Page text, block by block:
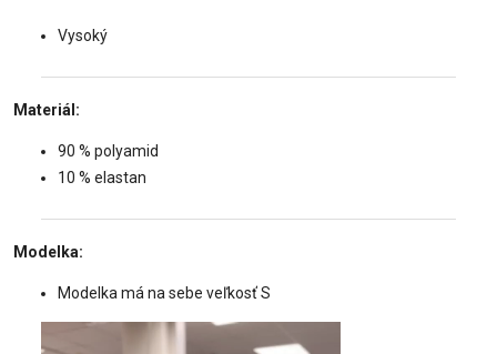
Vysoký
Materiál:
90 % polyamid
10 % elastan
Modelka:
Modelka má na sebe veľkosť S